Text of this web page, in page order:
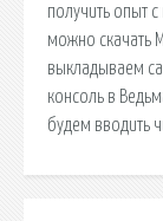
получить опыт
можно скачать
выкладываем
консоль в
будем вводить